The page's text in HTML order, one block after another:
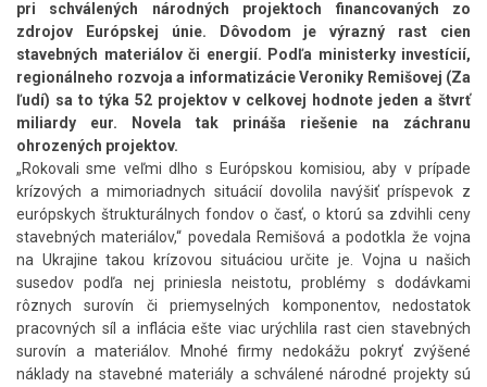
pri schválených národných projektoch financovaných zo
zdrojov Európskej únie. Dôvodom je výrazný rast cien
stavebných materiálov či energií. Podľa ministerky investícií,
regionálneho rozvoja a informatizácie Veroniky Remišovej (Za
ľudí) sa to týka 52 projektov v celkovej hodnote jeden a štvrť
miliardy eur. Novela tak prináša riešenie na záchranu
ohrozených projektov.
„Rokovali sme veľmi dlho s Európskou komisiou, aby v prípade
krízových a mimoriadnych situácií dovolila navýšiť príspevok z
európskych štrukturálnych fondov o časť, o ktorú sa zdvihli ceny
stavebných materiálov,“ povedala Remišová a podotkla že vojna
na Ukrajine takou krízovou situáciou určite je. Vojna u našich
susedov podľa nej priniesla neistotu, problémy s dodávkami
rôznych surovín či priemyselných komponentov, nedostatok
pracovných síl a inflácia ešte viac urýchlila rast cien stavebných
surovín a materiálov. Mnohé firmy nedokážu pokryť zvýšené
náklady na stavebné materiály a schválené národné projekty sú